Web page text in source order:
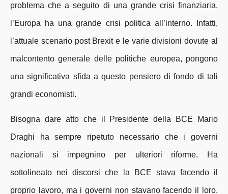
problema che a seguito di una grande crisi finanziaria,
l’Europa ha una grande crisi politica all’interno. Infatti,
l’attuale scenario post Brexit e le varie divisioni dovute al
malcontento generale delle politiche europea, pongono
una significativa sfida a questo pensiero di fondo di tali
grandi economisti.
Bisogna dare atto che il Presidente della BCE Mario
Draghi ha sempre ripetuto necessario che i governi
nazionali si impegnino per ulteriori riforme. Ha
sottolineato nei discorsi che la BCE stava facendo il
proprio lavoro, ma i governi non stavano facendo il loro.